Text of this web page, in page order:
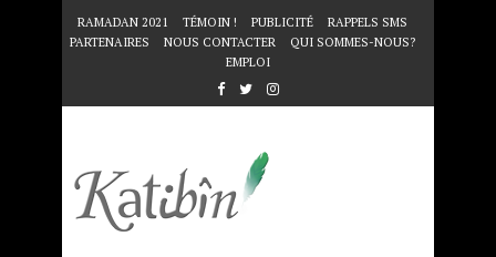
RAMADAN 2021 TÉMOIN ! PUBLICITÉ
RAPPELS SMS
PARTENAIRES
NOUS CONTACTER
QUI SOMMES-NOUS?
EMPLOI